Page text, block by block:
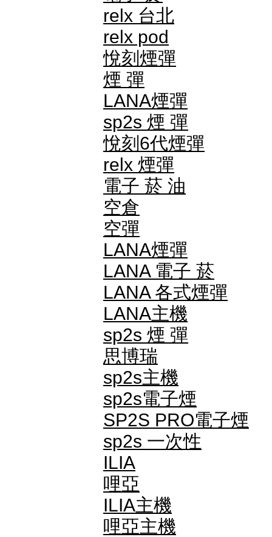
relx 台北
relx pod
悅刻煙彈
煙 彈
LANA煙彈
sp2s 煙 彈​
悅刻6代煙彈
relx 煙彈
電子 菸 油
空倉
空彈
LANA煙彈
LANA 電子 菸​
LANA 各式煙彈
LANA主機
sp2s 煙 彈​
思博瑞
sp2s主機
sp2s電子煙
SP2S PRO電子煙
sp2s 一次性
ILIA
哩亞
ILIA主機
哩亞主機